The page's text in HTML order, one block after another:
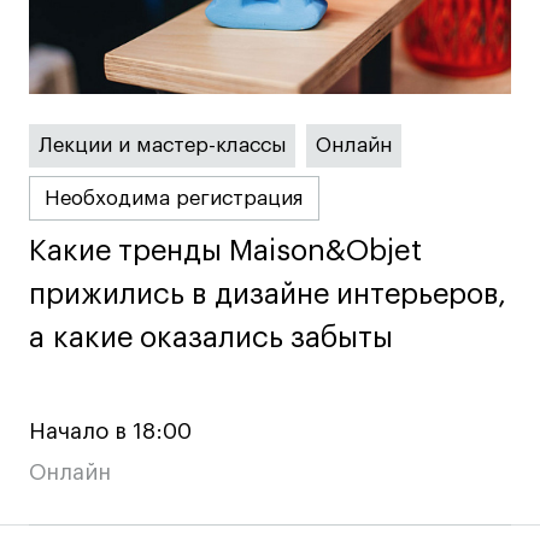
Ассоциация выпускников
Центр карьеры
Живые проекты
Конкурсы
Летние стажировки
Проекты студентов
«Живые» проекты
Участие в выставках
Лекции и мастер-классы Онлайн
Необходима регистрация
Какие тренды Maison&Objet
прижились в дизайне интерьеров,
а какие оказались забыты
Какие тренды Maison&Objet
прижились в дизайне интерьеров,
а какие оказались забыты
Начало в 18:00
Онлайн